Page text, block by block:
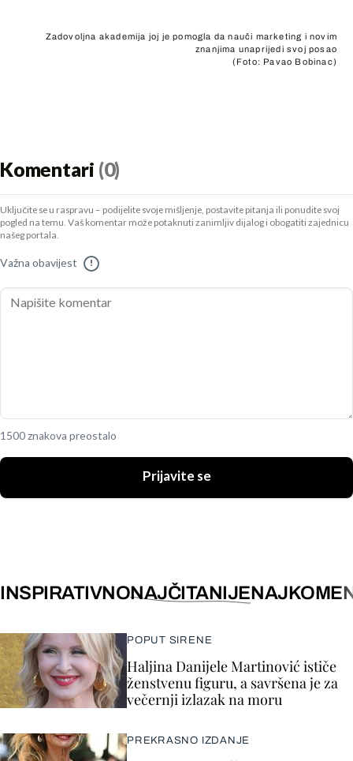
Zadovoljna akademija joj je pomogla da nauči marketing i novim
znanjima unaprijedi svoj posao
(Foto: Pavao Bobinac)
Komentari (0)
Uključite se u raspravu – podijelite svoje mišljenje, postavite pitanja ili ponudite svoj
pogled na temu. Vaš komentar može potaknuti zanimljiv dijalog i obogatiti zajednicu
našeg portala.
Važna obavijest !
1500 znakova preostalo
Prijavite se
INSPIRATIVNONAJČITANIJE
POPUT SIRENE
Haljina Danijele Martinović ističe
ženstvenu figuru, a savršena je za
večernji izlazak na moru
PREKRASNO IZDANJE